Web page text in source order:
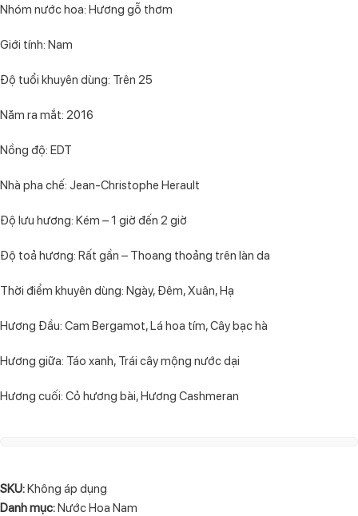
Nhóm nước hoa: Hương gỗ thơm
Giới tính: Nam
Độ tuổi khuyên dùng: Trên 25
Năm ra mắt: 2016
Nồng độ: EDT
Nhà pha chế: Jean-Christophe Herault
Độ lưu hương: Kém – 1 giờ đến 2 giờ
Độ toả hương: Rất gần – Thoang thoảng trên làn da
Thời điểm khuyên dùng: Ngày, Đêm, Xuân, Hạ
Hương Đầu: Cam Bergamot, Lá hoa tím, Cây bạc hà
Hương giữa: Táo xanh, Trái cây mộng nước dại
Hương cuối: Cỏ hương bài, Hương Cashmeran
SKU:Không áp dụng
Danh mục:Nước Hoa Nam